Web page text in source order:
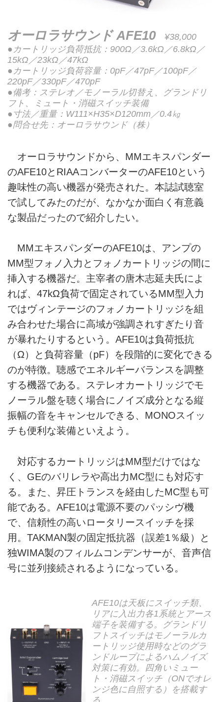
オーロラサウンド AFE10 ¥38,000
●カートリッジ負荷抵抗：900Ω／3.6kΩ／6.8kΩ／
15kΩ／23kΩ／47kΩ
●カートリッジ負荷容量：0pF／47pF／100pF／
220pF／330pF／470pF
●備考：ステレオ／モノーラル切替え、グランドリ
フト、ミュート・消磁スイッチ装備
●寸法／重量：W111×H35×D120mm／0.4㎏
●問合せ先：オーロラサウンド（株）
オーロラサウンドから、MMエキスパンダー
のAFE10とRIAAコンバーターのAFE10という
趣味性の高い機器が発売された。本誌試聴室
で試してみたのだが、なかなか面白く有意義
な製品だったので紹介したい。
MMエキスパンダーのAFE10は、アンプの
MM型フォノ入力とフォノカートリッジの間に
挿入する機器だ。主宰者の唐木志延夫氏によ
れば、47kΩ負荷で固定されているMM型入力
ではヴィンテージのフォノカートリッジを組
み合わせた場合に高域が強調されすぎたり音
が暴れたりするという。AFE10は負荷抵抗
（Ω）と負荷容量（pF）を段階的に変化できる
のが特徴。聴感でエネルギーバランスを調整
する機器である。ステレオカートリッジでモ
ノーラル盤を聴く場合にノイズ成分となる縦
振幅の音をキャンセルできる、MONOスイッ
チも便利な装備といえよう。
対応するカートリッジはMM型だけではな
く、GEのバリレラや高出力MC型にも対応す
る。また、昇圧トランスを経由したMC型も可
能である。AFE10は電源不要のパッシヴ機
で、信頼性の高いロータリースイッチを採
用。TAKMAN製の固定抵抗器（誤差1％級）と
独WIMA製のフィルムコンデンサーが、音声信
号に並列接続されるようになっている。
AFE10は天板にスイッチ類、
リアに入出力各1系統とアース
端子を装備する。グランドリ
フトスイッチはモノーラルカ
ートリッジ使用時などのグラ
ンドループによるハムノイズ
対策に有効。四角いミュー
ト・消磁スイッチ（ONでオレ
ンジ色に自照する）を搭載す
る。